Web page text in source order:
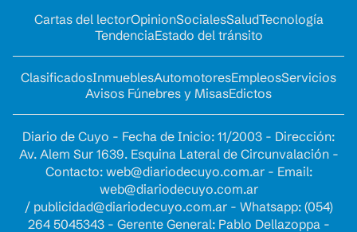
Cartas del lectorOpinionSocialesSaludTecnología
TendenciaEstado del tránsito
ClasificadosInmueblesAutomotoresEmpleosServicios
Avisos Fúnebres y MisasEdictos
Diario de Cuyo - Fecha de Inicio: 11/2003 - Dirección:
Av. Alem Sur 1639. Esquina Lateral de Circunvalación -
Contacto: web@diariodecuyo.com.ar- Email:
web@diariodecuyo.com.ar
/ publicidad@diariodecuyo.com.ar- Whatsapp: (054)
264 5045343 - Gerente General: Pablo Dellazoppa -